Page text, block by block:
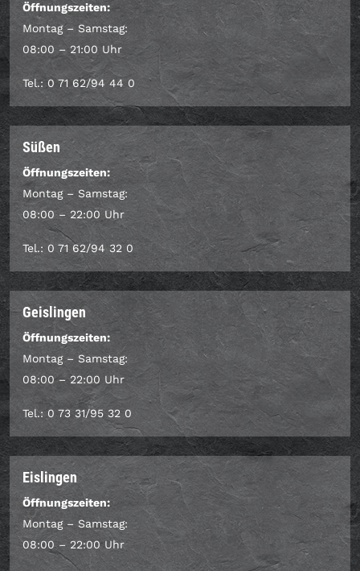
Öffnungszeiten:
Montag – Samstag:
08:00 – 21:00 Uhr
Tel.: 0 71 62/94 44 0
Süßen
Öffnungszeiten:
Montag – Samstag:
08:00 – 22:00 Uhr
Tel.: 0 71 62/94 32 0
Geislingen
Öffnungszeiten:
Montag – Samstag:
08:00 – 22:00 Uhr
Tel.: 0 73 31/95 32 0
Eislingen
Öffnungszeiten:
Montag – Samstag:
08:00 – 22:00 Uhr